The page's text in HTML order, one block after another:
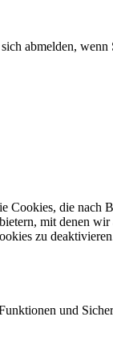
abmelden, wenn
Cookies, die nach
mit denen
zu
und